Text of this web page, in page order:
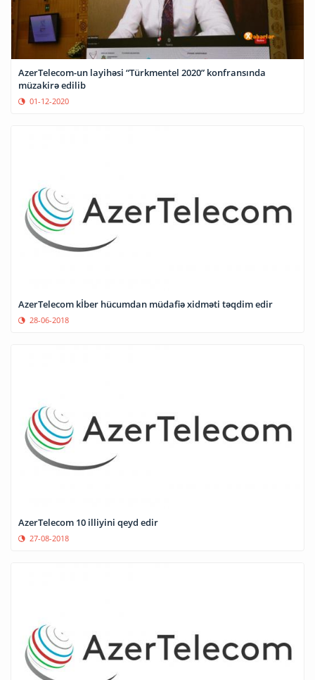
AzerTelecom-un layihəsi “Türkmentel 2020” konfransında
müzakirə edilib
01-12-2020
AzerTelecom kİber hücumdan müdafiə xidməti təqdim edir
28-06-2018
AzerTelecom 10 illiyini qeyd edir
27-08-2018